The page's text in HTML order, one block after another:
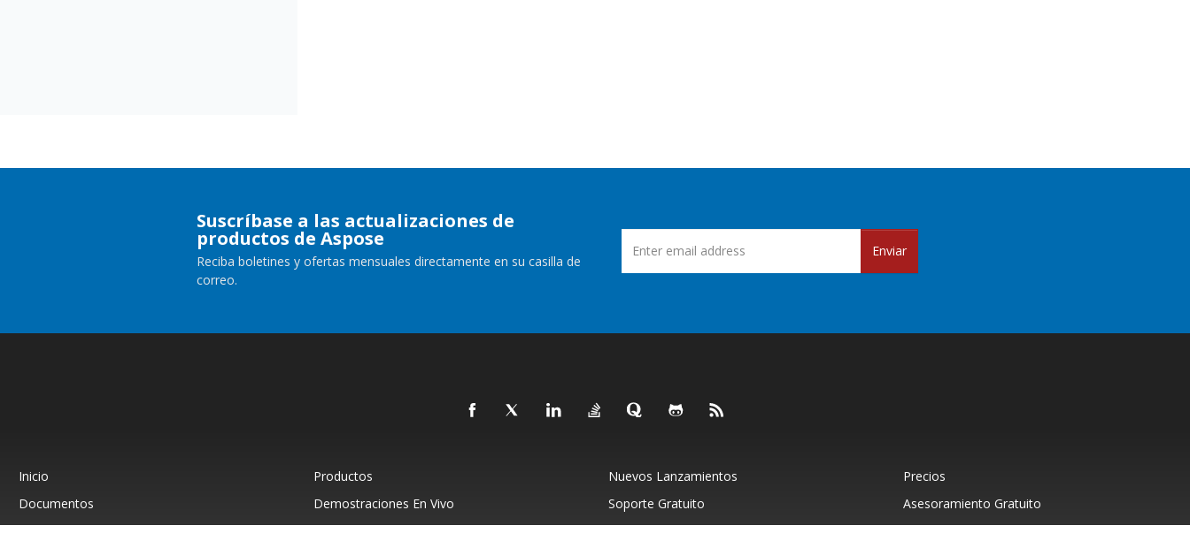
Suscríbase a las actualizaciones de
productos de Aspose
Reciba boletines y ofertas mensuales directamente en su casilla de
correo.
Enviar
Inicio Productos Nuevos Lanzamientos
Precios
Documentos
Demostraciones En Vivo Soporte Gratuito
Asesoramiento Gratuito